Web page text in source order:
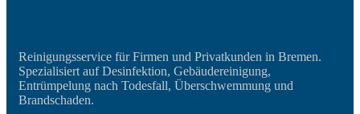
Reinigungsservice für Firmen und Privatkunden in Bremen.
Spezialisiert auf Desinfektion, Gebäudereinigung,
Entrümpelung nach Todesfall, Überschwemmung und
Brandschaden.